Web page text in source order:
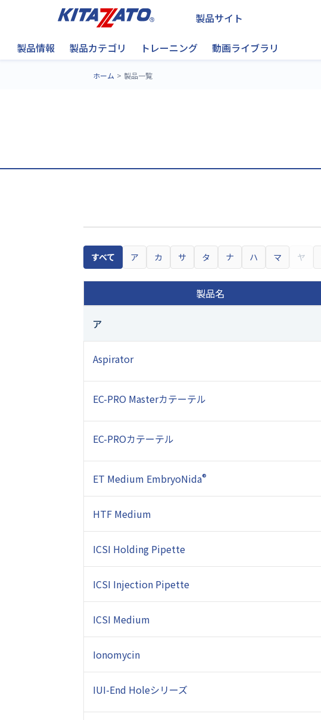
製品サイト
製品情報 製品カテゴリ トレーニング 動画ライブラリ
ホーム 製品一覧
すべて ア カ サ タ ナ ハ マ ヤ
製品名
ア
Aspirator
EC-PRO Masterカテーテル
EC-PROカテーテル
ET Medium EmbryoNida®
HTF Medium
ICSI Holding Pipette
ICSI Injection Pipette
ICSI Medium
Ionomycin
IUI-End Holeシリーズ